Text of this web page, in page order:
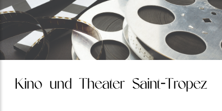
Kino und Theater Saint-Tropez